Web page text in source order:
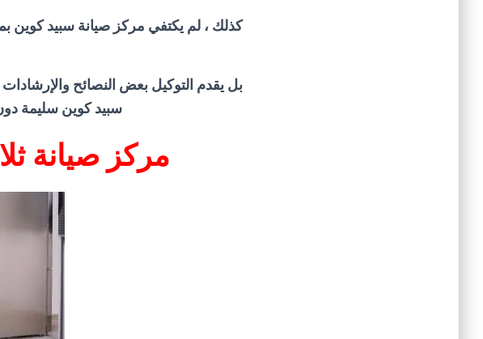
كذلك ، لم يكتفي مركز صيانة سبيد كوين
بل يقدم التوكيل بعض النصائح والإرشادات
سبيد كوين سليمة
مركز صيانة